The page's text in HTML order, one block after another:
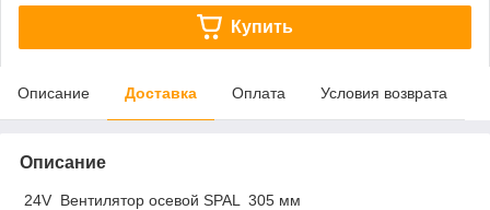
Купить
Описание Доставка Оплата Условия возврата
Описание
24V Вентилятор осевой SPAL 305 мм